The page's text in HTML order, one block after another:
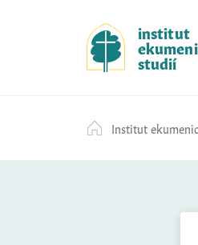
k
i
p
t
c
o
institut
studií
Institut